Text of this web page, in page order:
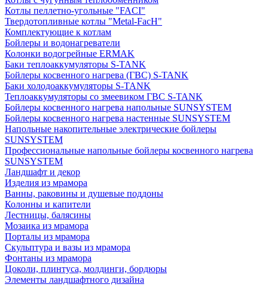
Котлы пеллетно-угольные "FACI"
Твердотопливные котлы "Metal-FacH"
Комплектующие к котлам
Бойлеры и водонагреватели
Колонки водогрейные ERMAK
Баки теплоаккумуляторы S-TANK
Бойлеры косвенного нагрева (ГВС) S-TANK
Баки холодоаккумуляторы S-TANK
Теплоаккумуляторы со змеевиком ГВС S-TANK
Бойлеры косвенного нагрева напольные SUNSYSTEM
Бойлеры косвенного нагрева настенные SUNSYSTEM
Напольные накопительные электрические бойлеры
SUNSYSTEM
Профессиональные напольные бойлеры косвенного нагрева
SUNSYSTEM
Ландшафт и декор
Изделия из мрамора
Ванны, раковины и душевые поддоны
Колонны и капители
Лестницы, балясины
Мозаика из мрамора
Порталы из мрамора
Скульптура и вазы из мрамора
Фонтаны из мрамора
Цоколи, плинтуса, молдинги, бордюры
Элементы ландшафтного дизайна